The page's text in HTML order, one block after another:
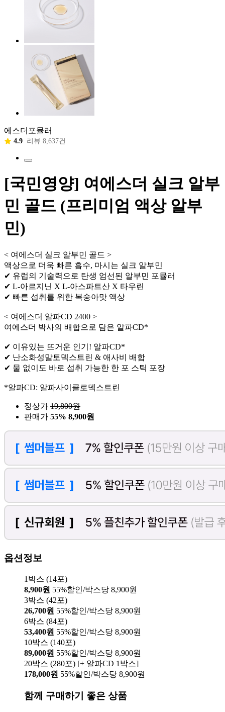
에스더포뮬러
4.9 리뷰 8,637건
[국민영양] 여에스더 실크 알부
민 골드 (프리미엄 액상 알부
민)
< 여에스더 실크 알부민 골드 >
액상으로 더욱 빠른 흡수, 마시는 실크 알부민
✔ 유럽의 기술력으로 탄생 엄선된 알부민 포뮬러
✔ L-아르지닌 X L-아스파트산 X 타우린
✔ 빠른 섭취를 위한 복숭아맛 액상
< 여에스더 알파CD 2400 >
여에스더 박사의 배합으로 담은 알파CD*
✔ 이유있는 뜨거운 인기! 알파CD*
✔ 난소화성말토덱스트린 & 애사비 배합
✔ 물 없이도 바로 섭취 가능한 한 포 스틱 포장
*알파CD: 알파사이클로덱스트린
정상가 19,800원
판매가 55% 8,900원
옵션정보
1박스 (14포)
8,900원 55%할인/박스당 8,900원
3박스 (42포)
26,700원 55%할인/박스당 8,900원
6박스 (84포)
53,400원 55%할인/박스당 8,900원
10박스 (140포)
89,000원 55%할인/박스당 8,900원
20박스 (280포) [+ 알파CD 1박스]
178,000원 55%할인/박스당 8,900원
함께 구매하기 좋은 상품